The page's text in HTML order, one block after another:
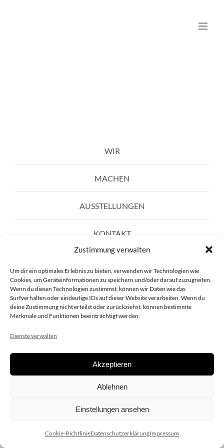
Zustimmung verwalten
Um dir ein optimales Erlebnis zu bieten, verwenden wir Technologien wie
Cookies, um Geräteinformationen zu speichern und/oder darauf zuzugreifen.
Wenn du diesen Technologien zustimmst, können wir Daten wie das
Surfverhalten oder eindeutige IDs auf dieser Website verarbeiten. Wenn du
deine Zustimmung nicht erteilst oder zurückziehst, können bestimmte
Merkmale und Funktionen beeinträchtigt werden.
Dienste verwalten
Akzeptieren
Ablehnen
Einstellungen ansehen
Cookie-RichtlinieDatenschutzerklärungImpressum
WIR
MACHEN
AUSSTELLUNGEN
KONTAKT
Copyright 2020 dieSCHAUsteller.at |Datenschützerklärung|
| Design:www.ARGEntur.at